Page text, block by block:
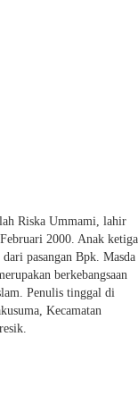
Riska Ummami, lahir
2000. Anak ketiga
pasangan Bpk. Masda
berkebangsaan
Penulis tinggal di
Kecamatan